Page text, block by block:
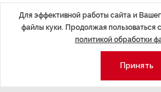
Министерство финансов РФ
золота в резервы.
Для эффективной работы сайта и
файлы куки. Продолжая пользоваться
политикой обработки
Принять